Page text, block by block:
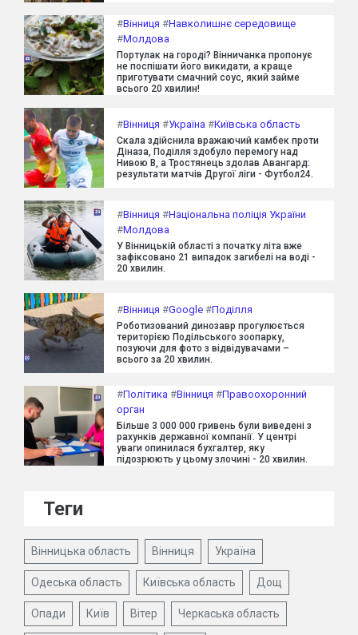
#Вінниця #Навколишнє середовище
#Молдова
Портулак на городі? Вінничанка пропонує
не поспішати його викидати, а краще
приготувати смачний соус, який займе
всього 20 хвилин!
#Вінниця #Україна #Київська область
Скала здійснила вражаючий камбек проти
Діназа, Поділля здобуло перемогу над
Нивою В, а Тростянець здолав Авангард:
результати матчів Другої ліги - Футбол24.
#Вінниця #Національна поліція України
#Молдова
У Вінницькій області з початку літа вже
зафіксовано 21 випадок загибелі на воді -
20 хвилин.
#Вінниця #Google #Поділля
Роботизований динозавр прогулюється
територією Подільського зоопарку,
позуючи для фото з відвідувачами –
всього за 20 хвилин.
#Політика #Вінниця #Правоохоронний
орган
Більше 3 000 000 гривень були виведені з
рахунків державної компанії. У центрі
уваги опинилася бухгалтер, яку
підозрюють у цьому злочині - 20 хвилин.
Теги
Вінницька область Вінниця Україна
Одеська область Київська область Дощ
Опади Київ Вітер Черкаська область